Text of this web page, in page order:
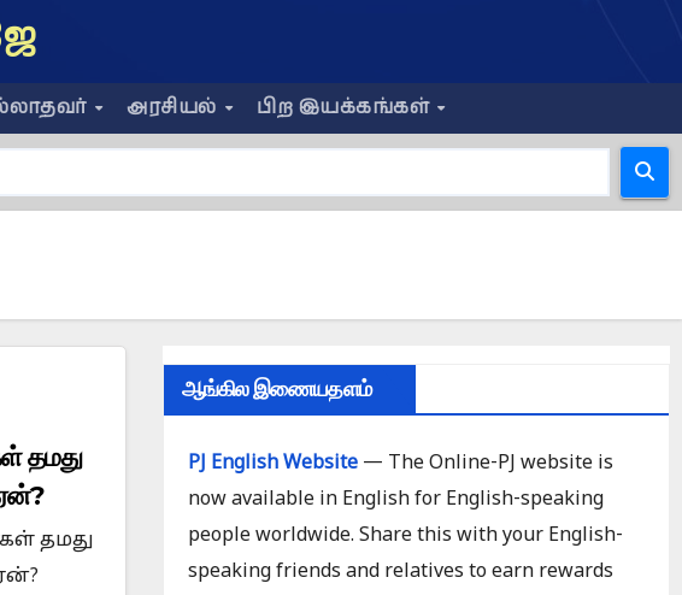
அரசியல் பிற இயக்கங்கள்
தமது
தமது
ஆங்கில இணையதளம்
PJ English Website— The Online-PJ website is
now available in English for English-speaking
people worldwide. Share this with your English-
speaking friends and relatives to earn rewards